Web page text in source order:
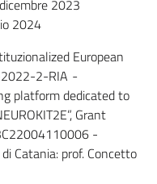
2023
2024
European
2022-2-RIA -
platform dedicated to
Grant
-
Catania: prof. Concetto